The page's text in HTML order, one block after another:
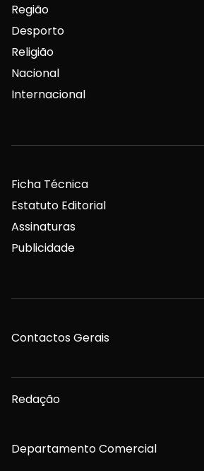
Região
Desporto
Religião
Nacional
Internacional
Ficha Técnica
Estatuto Editorial
Assinaturas
Publicidade
Contactos Gerais
Redação
Departamento Comercial